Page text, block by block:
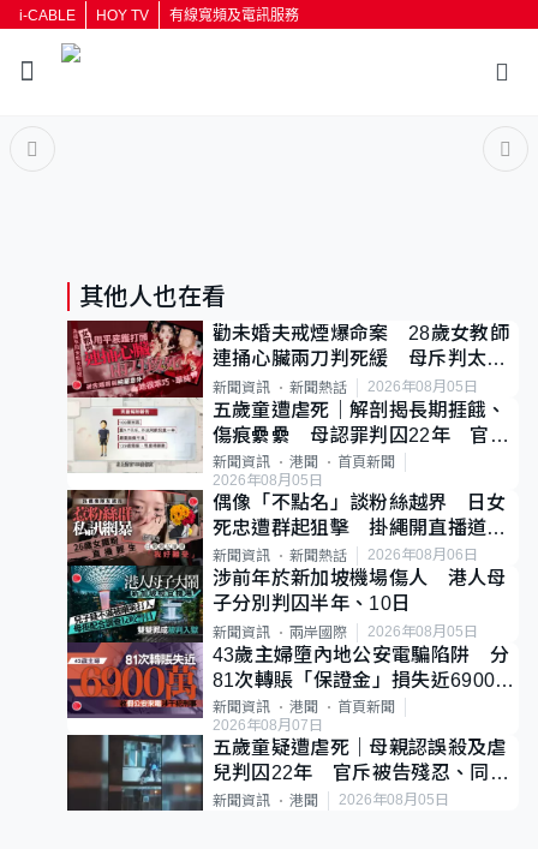
i-CABLE HOY TV 有線寬頻及電訊服務
其他人也在看
勸未婚夫戒煙爆命案 28歲女教師
連捅心臟兩刀判死緩 母斥判太重
已上訴
新聞資訊 新聞熱話 2026年08月05日
五歲童遭虐死｜解剖揭長期捱餓、
傷痕纍纍 母認罪判囚22年 官斥
冷血：同類案最惡劣
新聞資訊 港聞
首頁新聞
2026年08月05日
偶像「不點名」談粉絲越界 日女
死忠遭群起狙擊 掛繩開直播道歉
後輕生
新聞資訊 新聞熱話 2026年08月06日
涉前年於新加坡機場傷人 港人母
子分別判囚半年、10日
新聞資訊 兩岸國際 2026年08月05日
43歲主婦墮內地公安電騙陷阱 分
81次轉賬「保證金」損失近6900萬
元
新聞資訊 港聞
首頁新聞
2026年08月07日
五歲童疑遭虐死｜母親認誤殺及虐
兒判囚22年 官斥被告殘忍、同類
案最惡劣
新聞資訊 港聞 2026年08月05日